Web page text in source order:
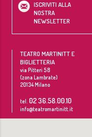
ISCRIVITI ALLA
NOSTRA
NEWSLETTER
TEATRO MARTINITT E
BIGLIETTERIA
via Pitteri 58
(zona Lambrate)
20134Milano
tel. 02 36.58.00.10
info@teatromartinitt.it